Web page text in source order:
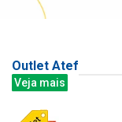
Outlet Atef
Veja mais